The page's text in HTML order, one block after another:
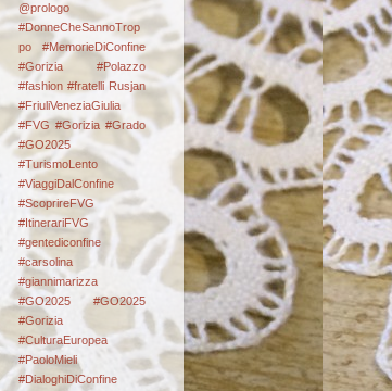
@prologo
#DonneCheSannoTrop
po #MemorieDiConfine
#Gorizia #Polazzo
#fashion #fratelli Rusjan
#FriuliVeneziaGiulia
#FVG #Gorizia #Grado
#GO2025
#TurismoLento
#ViaggiDalConfine
#ScoprireFVG
#ItinerariFVG
#gentediconfine
#carsolina
#giannimarizza
#GO2025
#GO2025
#Gorizia
#CulturaEuropea
#PaoloMieli
#DialoghiDiConfine